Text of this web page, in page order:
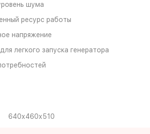
шума
ресурс работы
напряжение
легкого запуска генератора
640х460х510